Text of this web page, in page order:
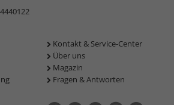
Kontakt & Service-Center
Über uns
Magazin
Fragen & Antworten